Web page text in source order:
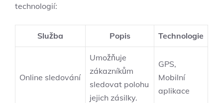
technologií:
Služba Popis Technologie
Online sledování
Umožňuje
zákazníkům
sledovat polohu
jejich zásilky.
GPS,
Mobilní
aplikace